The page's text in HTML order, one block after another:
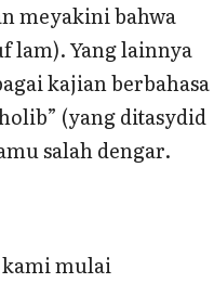
meyakini bahwa
lam). Yang lainnya
kajian berbahasa
(yang ditasydid
salah dengar.
kami mulai